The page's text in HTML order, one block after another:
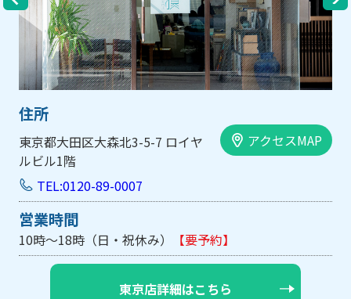
都大田区大森北3-5-7 ロイヤ
ル1階
アクセスMAP
TEL:0120-89-0007
時間
～18時（日・祝休み）【要予約】
東京店詳細はこちら
大阪
手前